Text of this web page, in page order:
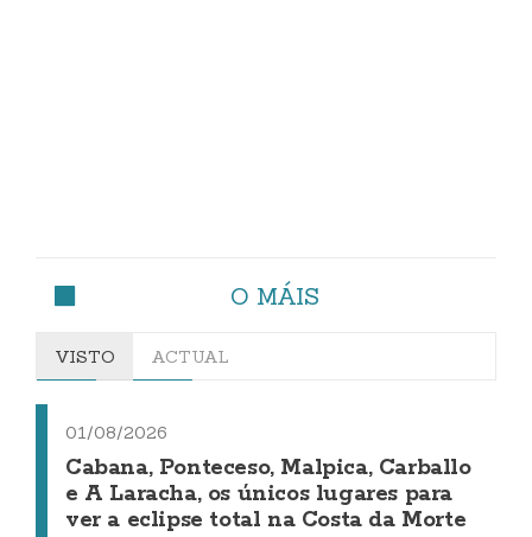
O MÁIS
VISTO ACTUAL
01/08/2026
Cabana, Ponteceso, Malpica, Carballo
e A Laracha, os únicos lugares para
ver a eclipse total na Costa da Morte